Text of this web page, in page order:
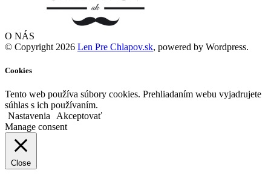
O NÁS
© Copyright 2026 Len Pre Chlapov.sk, powered by Wordpress.
Cookies
Tento web používa súbory cookies. Prehliadaním webu vyjadrujete
súhlas s ich používaním.
Nastavenia
Akceptovať
Manage consent
Close